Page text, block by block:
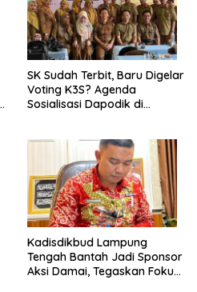
SK Sudah Terbit, Baru Digelar
Voting K3S? Agenda
Sosialisasi Dapodik di
Kadisdikbud Lampung
Tengah Bantah Jadi Sponsor
Aksi Damai, Tegaskan Fokus